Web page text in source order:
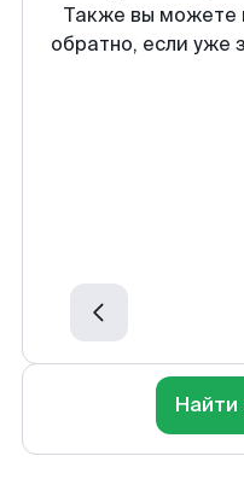
Также вы можете
обратно, если уже
Найти